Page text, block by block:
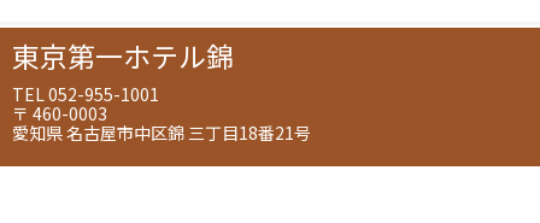
東京第一ホテル錦
TEL 052-955-1001
〒 460-0003
愛知県 名古屋市中区錦 三丁目18番21号